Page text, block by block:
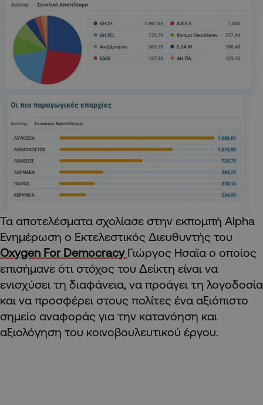
Τα αποτελέσματα σχολίασε στην εκπομπή Alpha
Ενημέρωση ο Εκτελεστικός Διευθυντής του
Oxygen For Democracy Γιώργος Ησαϊα o oποίος
επισήμανε ότι στόχος του Δείκτη είναι να
ενισχύσει τη διαφάνεια, να προάγει τη λογοδοσία
και να προσφέρει στους πολίτες ένα αξιόπιστο
σημείο αναφοράς για την κατανόηση και
αξιολόγηση του κοινοβουλευτικού έργου.